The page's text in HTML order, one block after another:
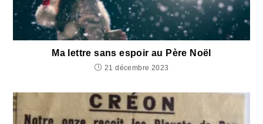
Ma lettre sans espoir au Père Noël
21 décembre 2023